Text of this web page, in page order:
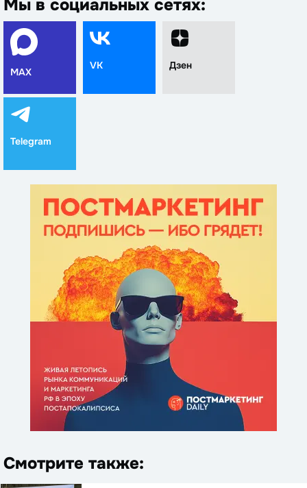
Мы в социальных сетях:
MAX
VK Дзен
Telegram
Смотрите также: